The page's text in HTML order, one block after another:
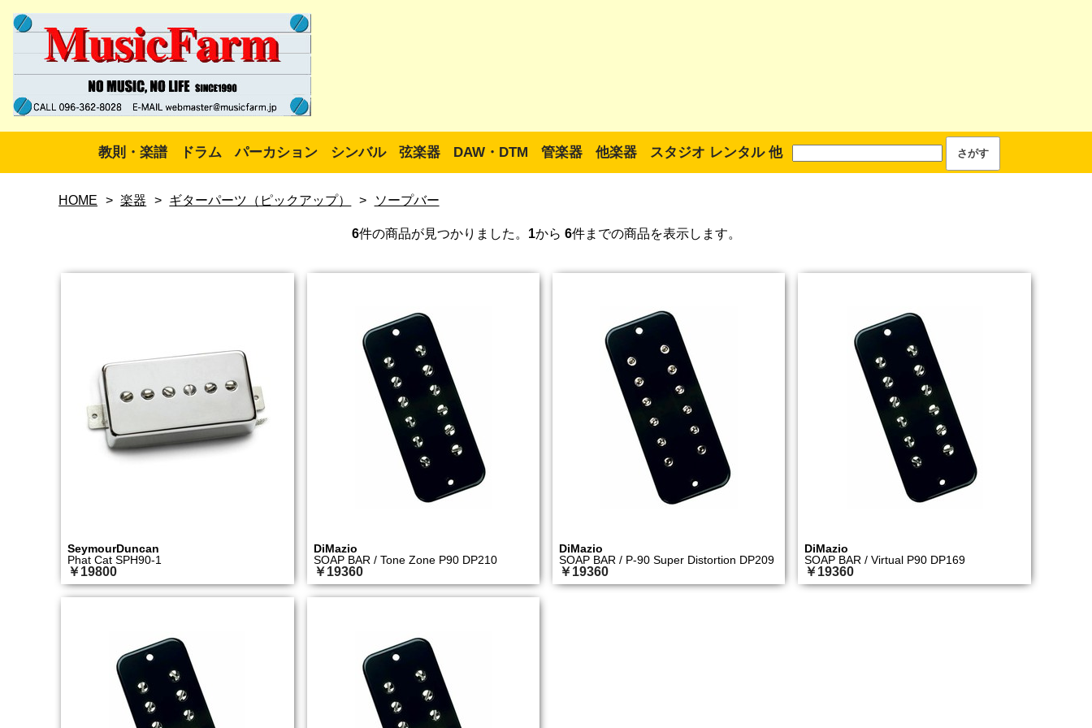
教則・楽譜 ドラム パーカション シンバル 弦楽器 DAW・DTM 管楽器 他楽器 スタジオ レンタル 他
HOME > 楽器 > ギターパーツ（ピックアップ） > ソープバー
6件の商品が見つかりました。 1から 6件までの商品を表示します。
SeymourDuncan
Phat Cat SPH90-1
￥19800
DiMazio
SOAP BAR / Tone Zone P90 DP210
￥19360
DiMazio
SOAP BAR / P-90 Super Distortion DP209
￥19360
DiMazio
SOAP BAR / Virtual P90 DP169
￥19360